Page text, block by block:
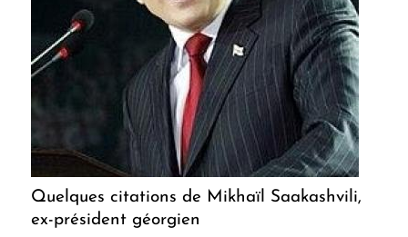
Quelques citations de Mikhaïl Saakashvili,
ex-président géorgien